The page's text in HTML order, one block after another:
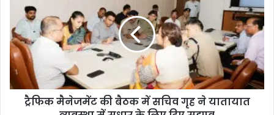
ट्रैफिक मैनेजमेंट की बैठक में सचिव गृह ने यातायात